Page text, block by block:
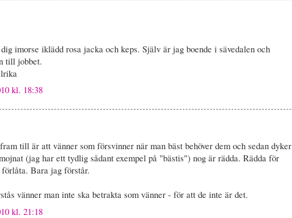
imorse iklädd rosa jacka och keps. Själv är jag boende i sävedalen och
till jobbet.
kl. 18:38
till är att vänner som försvinner när man bäst behöver dem och sedan dyker
(jag har ett tydlig sådant exempel på "bästis") nog är rädda. Rädda för
förlåta. Bara jag förstår.
vänner man inte ska betrakta som vänner - för att de inte är det.
kl. 21:18